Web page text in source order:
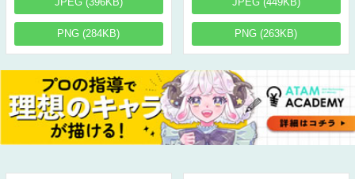
PNG (284KB) PNG (263KB)